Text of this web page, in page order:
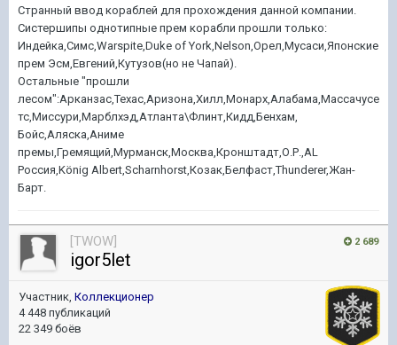
Странный ввод кораблей для прохождения данной компании.
Систершипы однотипные прем корабли прошли только:
Индейка,Симс,Warspite,Duke of York,Nelson,Орел,Мусаси,Японские
прем Эсм,Евгений,Кутузов(но не Чапай).
Остальные "прошли
лесом":Арканзас,Техас,Аризона,Хилл,Монарх,Алабама,Массачусе
тс,Миссури,Марблхэд,Атланта\Флинт,Кидд,Бенхам,
Бойс,Аляска,Аниме
премы,Гремящий,Мурманск,Москва,Кронштадт,О.Р.,AL
Россия,König Albert,Scharnhorst,Козак,Белфаст,Thunderer,Жан-
Барт.
2 689
[TWOW]
igor5let
Участник, Коллекционер
4 448 публикаций
22 349 боёв